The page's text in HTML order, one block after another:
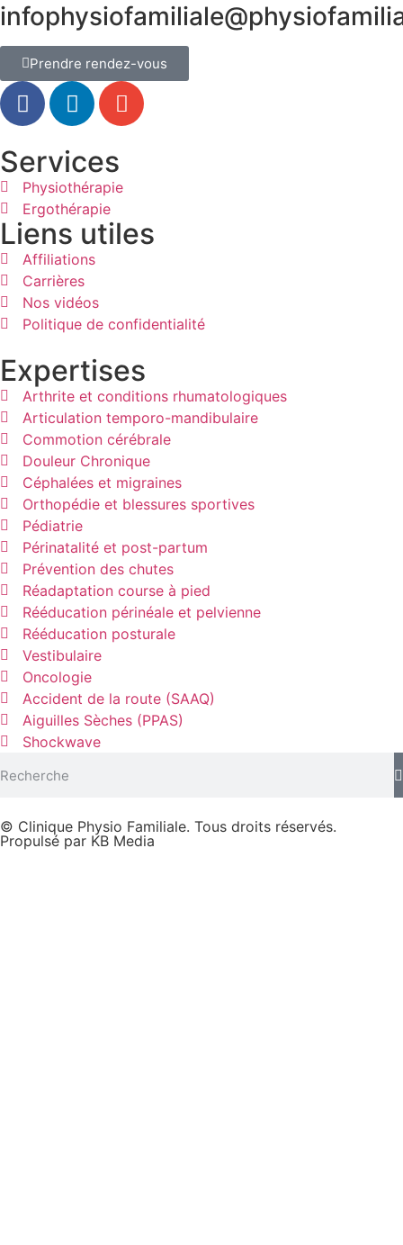
Prendre rendez-vous
Services
Physiothérapie
Ergothérapie
Liens utiles
Affiliations
Carrières
Nos vidéos
Politique de confidentialité
Expertises
Arthrite et conditions rhumatologiques
Articulation temporo-mandibulaire
Commotion cérébrale
Douleur Chronique
Céphalées et migraines
Orthopédie et blessures sportives
Pédiatrie
Périnatalité et post-partum
Prévention des chutes
Réadaptation course à pied
Rééducation périnéale et pelvienne
Rééducation posturale
Vestibulaire
Oncologie
Accident de la route (SAAQ)
Aiguilles Sèches (PPAS)
Shockwave
© Clinique Physio Familiale. Tous droits réservés.
Propulsé par KB Media